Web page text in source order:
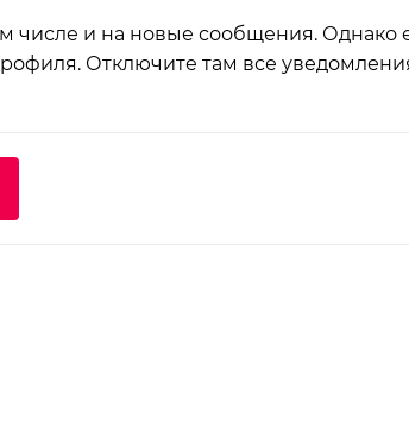
числе и на новые сообщения. Однако
Отключите там все